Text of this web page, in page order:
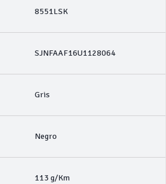
8551LSK
SJNFAAF16U1128064
Gris
Negro
113 g/Km